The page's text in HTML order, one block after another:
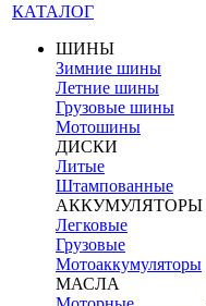
КАТАЛОГ
ШИНЫ
Зимние шины
Летние шины
Грузовые шины
Мотошины
ДИСКИ
Литые
Штампованные
АККУМУЛЯТОРЫ
Легковые
Грузовые
Мотоаккумуляторы
МАСЛА